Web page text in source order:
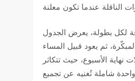
لكل بطولة، يعرض الجدول
ثم يعود قبيل المساء
نهاية الأسبوع، حيث تتكاثر
شاملة تُغنيه عن تجميع